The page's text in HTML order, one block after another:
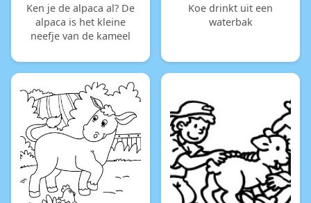
Ken je de alpaca al? De
alpaca is het kleine
neefje van de kameel
Koe drinkt uit een
waterbak